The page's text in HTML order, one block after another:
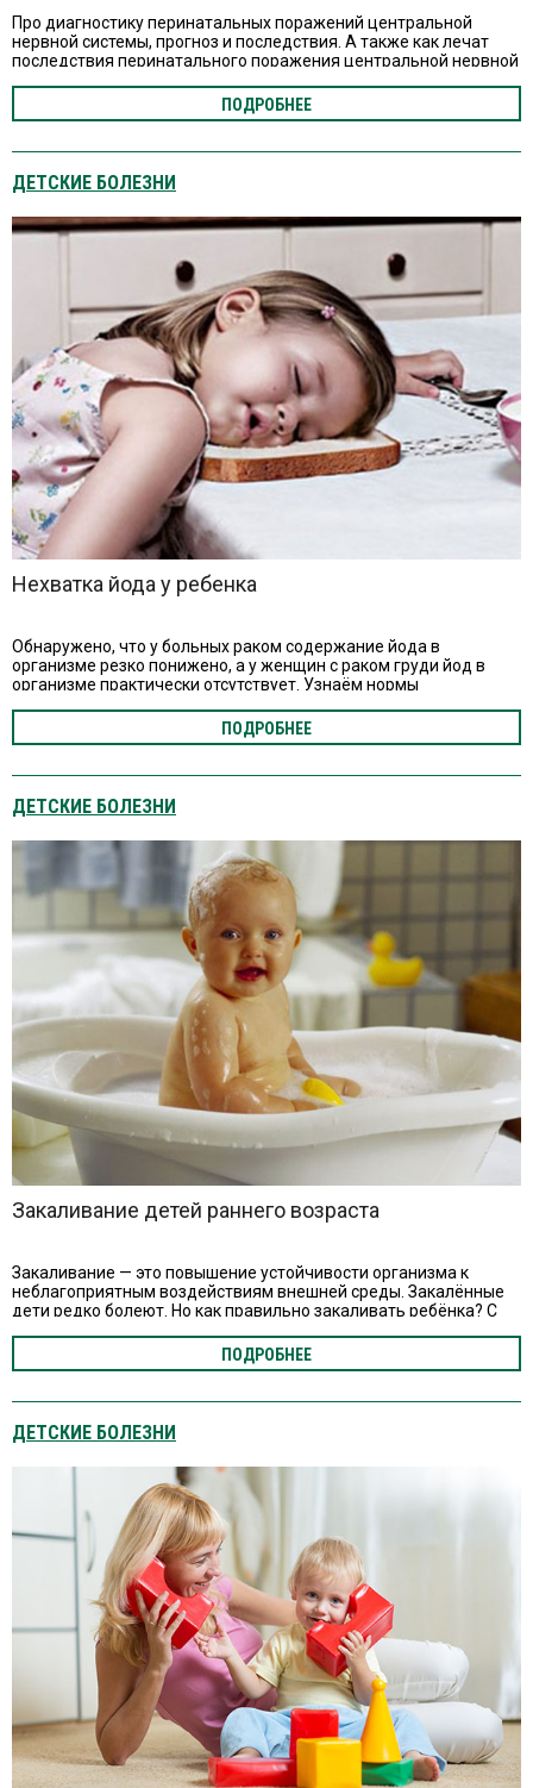
Про диагностику перинатальных поражений центральной
нервной системы, прогноз и последствия. А также как лечат
последствия перинатального поражения центральной нервной
ПОДРОБНЕЕ
ДЕТСКИЕ БОЛЕЗНИ
Нехватка йода у ребенка
Обнаружено, что у больных раком содержание йода в
организме резко понижено, а у женщин с раком груди йод в
организме практически отсутствует. Узнаём нормы
ПОДРОБНЕЕ
ДЕТСКИЕ БОЛЕЗНИ
Закаливание детей раннего возраста
Закаливание — это повышение устойчивости организма к
неблагоприятным воздействиям внешней среды. Закалённые
дети редко болеют. Но как правильно закаливать ребёнка? С
ПОДРОБНЕЕ
ДЕТСКИЕ БОЛЕЗНИ